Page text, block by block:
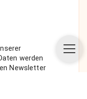
werden
Newsletter